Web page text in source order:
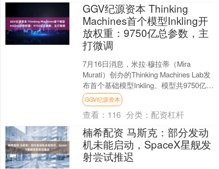
GGV纪源资本 Thinking
Machines首个模型Inkling开
放权重：9750亿总参数，主
打微调
7月16日消息，米拉·穆拉蒂（Mira
Murati）创办的Thinking Machines Lab发
布首个基础模型Inkling。模型共9750亿参
数，单次....
GGV纪源资本
查看： 116 分类： 配资杠杆
楠希配资 马斯克：部分发动
机未能启动，SpaceX星舰发
射尝试推迟